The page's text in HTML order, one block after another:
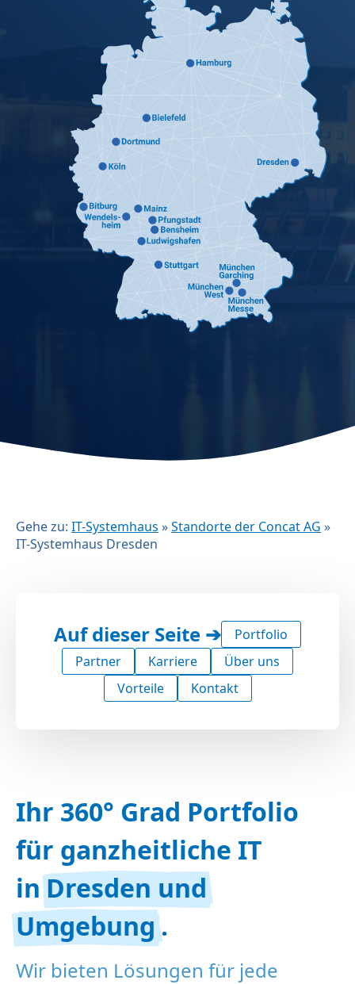
Gehe zu: IT-Systemhaus »Standorte der Concat AG »
IT-Systemhaus Dresden
Auf dieser Seite ➔
Portfolio
Partner
Karriere
Über uns
Vorteile
Kontakt
Ihr 360° Grad Portfolio
für ganzheitliche IT
in Dresden und
Umgebung .
Wir bieten Lösungen für jede